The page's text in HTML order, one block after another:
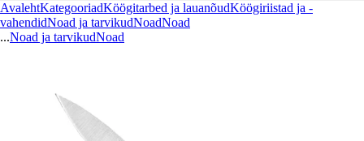
AvalehtKategooriadKöögitarbed ja lauanõudKöögiriistad ja -
vahendidNoad ja tarvikudNoadNoad
...Noad ja tarvikudNoad